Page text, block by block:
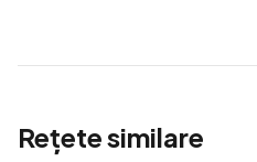
Rețete similare